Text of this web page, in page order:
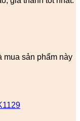
mua sản phẩm này